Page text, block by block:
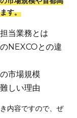
す。
当業務とは
NEXCOとの違
市場規模
しい理由
内容ですので、ぜ